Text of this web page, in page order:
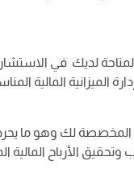
لديك في
الميزانية
لك وهو ما
الأرباح المالية